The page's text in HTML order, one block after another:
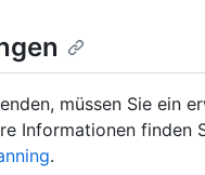
müssen Sie ein
Informationen finden
.